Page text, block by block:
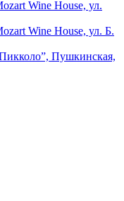
Wine House, ул.
Wine House, ул. Б.
Пушкинская,